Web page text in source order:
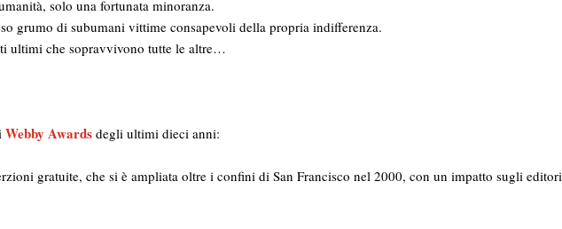
solo una fortunata minoranza.
grumo di subumani vittime consapevoli della propria indifferenza.
ultimi che sopravvivono tutte le altre…
Webby Awards degli ultimi dieci anni:
gratuite, che si è ampliata oltre i confini di San Francisco nel 2000, con un impatto sugli editori